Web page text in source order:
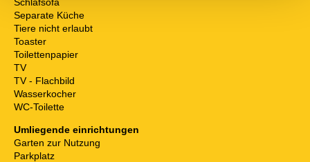
Separate Küche
Tiere nicht erlaubt
Toaster
Toilettenpapier
TV
TV - Flachbild
Wasserkocher
WC-Toilette
Umliegende einrichtungen
Garten zur Nutzung
Parkplatz